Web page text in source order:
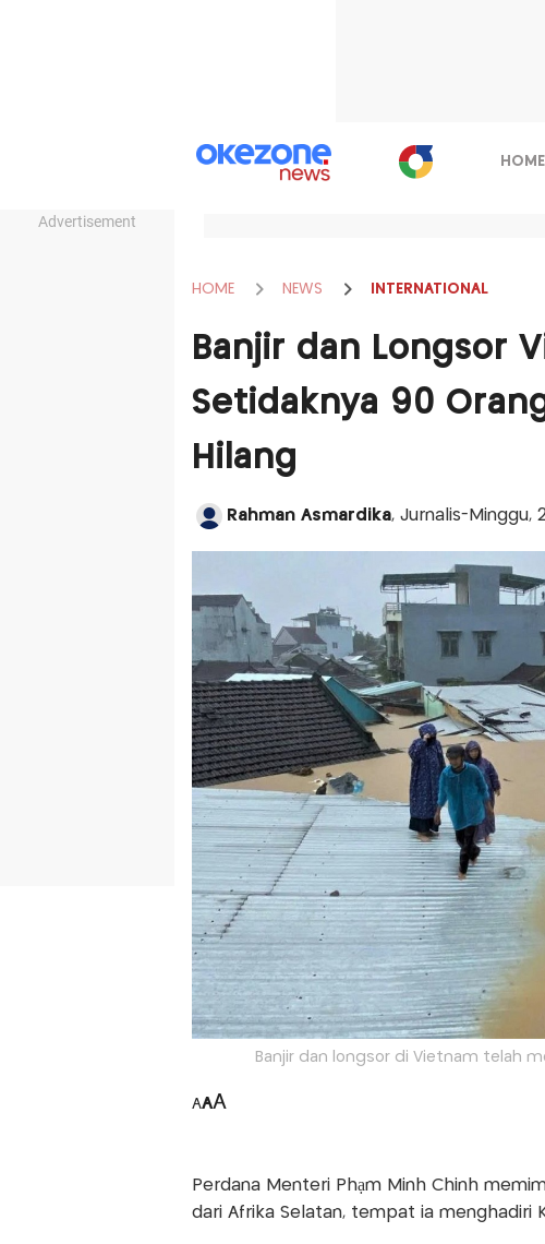
Advertisement
HOME
HOME NEWS INTERNATIONAL
Banjir dan Longsor
Setidaknya 90
Hilang
Rahman Asmardika, Jurnalis-Minggu,
Banjir dan longsor di Vietnam telah
AAA
Perdana Menteri Phạm Minh Chính
dari Afrika Selatan, tempat ia menghadiri